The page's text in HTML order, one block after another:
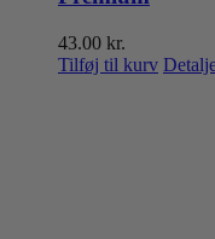
43.00 kr.
Tilføj til kurv